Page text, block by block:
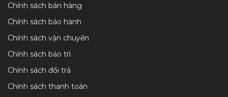
Chính sách bán hàng
Chính sách bảo hành
Chính sách vận chuyển
Chính sách bảo trì
Chính sách đổi trả
Chính sách thanh toán